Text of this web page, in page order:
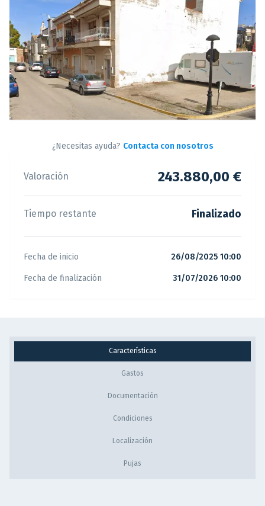
¿Necesitas ayuda? Contacta con nosotros
Valoración 243.880,00 €
Tiempo restante Finalizado
Fecha de inicio 26/08/2025 10:00
Fecha de finalización 31/07/2026 10:00
Características
Gastos
Documentación
Condiciones
Localización
Pujas